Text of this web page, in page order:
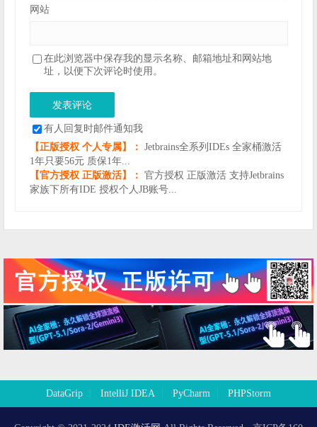
网站
在此浏览器中保存我的显示名称、邮箱地址和网站地
址，以便下次评论时使用。
有人回复时邮件通知我
【正版授权 个人专属】： Jetbrains全系列IDEs 全家桶激活
1年只要56元 质保1年...
【官方授权 正版激活】： 官方授权 正版激活 支持Jetbrains
家族下所有IDE 授权个人JB账号...
DataGrip IntelliJ IDEA PyCharm PHPStorm